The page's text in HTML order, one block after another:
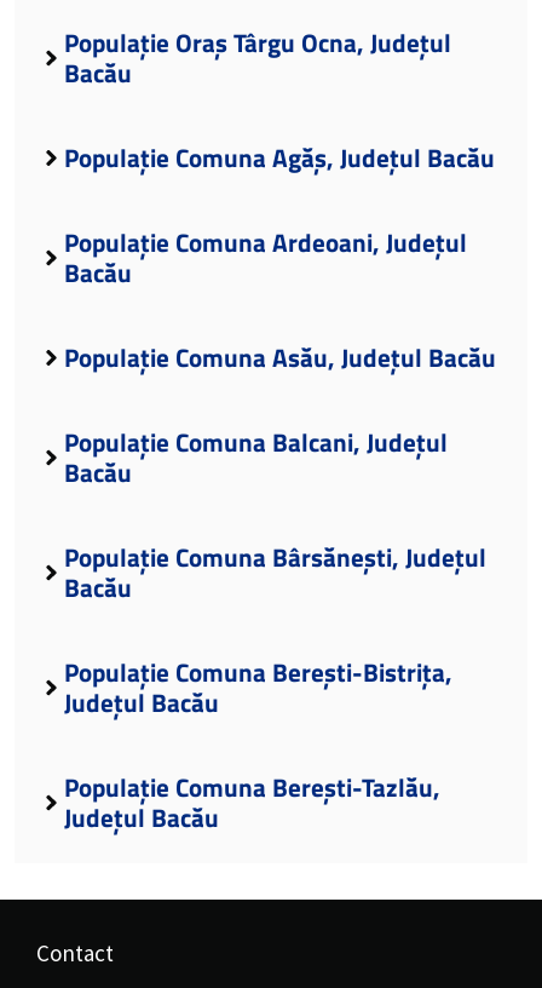
Populație Oraș Târgu Ocna, Județul
Bacău
Populație Comuna Agăș, Județul Bacău
Populație Comuna Ardeoani, Județul
Bacău
Populație Comuna Asău, Județul Bacău
Populație Comuna Balcani, Județul
Bacău
Populație Comuna Bârsănești, Județul
Bacău
Populație Comuna Berești-Bistrița,
Județul Bacău
Populație Comuna Berești-Tazlău,
Județul Bacău
Contact